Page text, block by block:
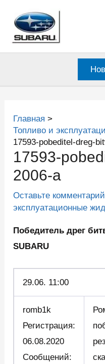
содержимому
Главная
Топливо и
17593-pobeditel-dreg-
17593-
2006-a
Оставьте комментарий
эксплуатационные
Победитель дрег
SUBARU
29.06. 11:00
romb1k
Регистрация:
06.08.2020
Сообщений: